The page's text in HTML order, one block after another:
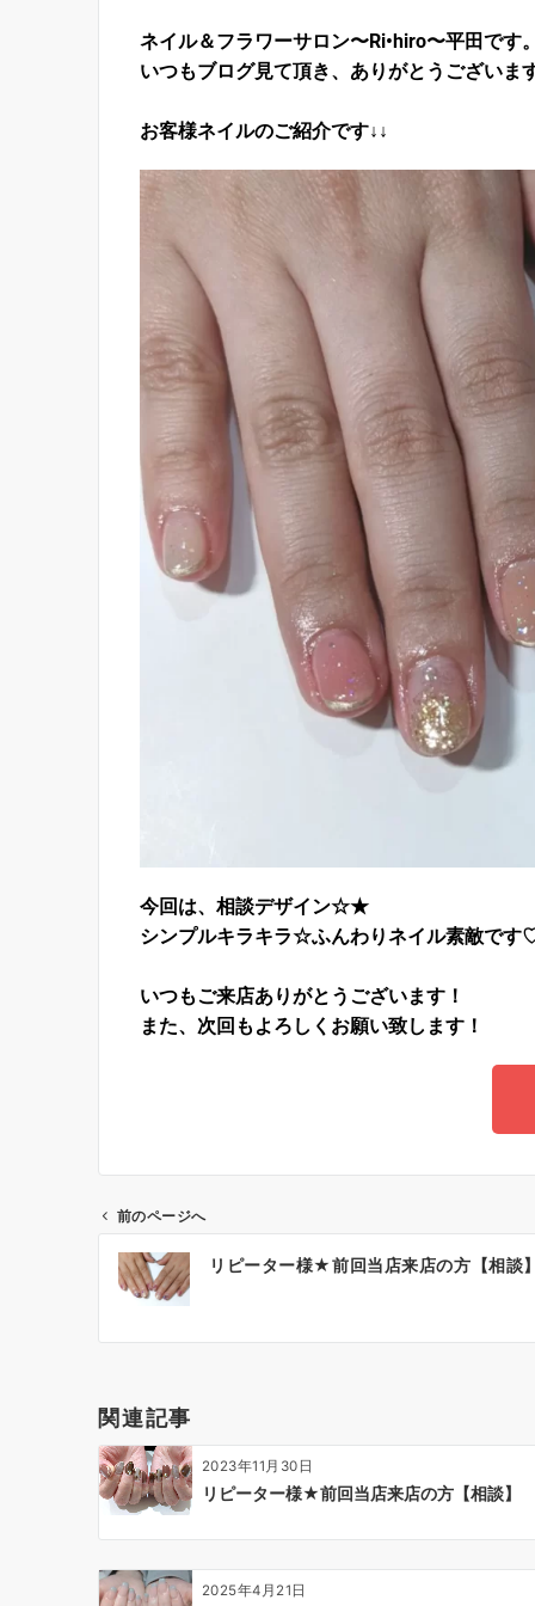
ネイル＆フラワーサロン〜Ri•hiro〜平田です
いつもブログ見て頂き、ありがとうございま
お客様ネイルのご紹介です↓↓
今回は、相談デザイン☆★
シンプルキラキラ☆ふんわりネイル素敵です
いつもご来店ありがとうございます！
また、次回もよろしくお願い致します！
前のページへ
リピーター様★前回当店来店の方【相談
関連記事
2023年11月30日
リピーター様★前回当店来店の方【相談】
2025年4月21日